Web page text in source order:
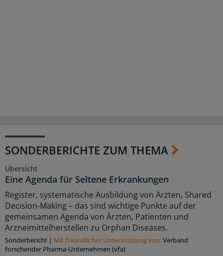
SONDERBERICHTE ZUM THEMA
Übersicht
Eine Agenda für Seltene Erkrankungen
Register, systematische Ausbildung von Ärzten, Shared
Decision-Making – das sind wichtige Punkte auf der
gemeinsamen Agenda von Ärzten, Patienten und
Arzneimittelherstellen zu Orphan Diseases.
Sonderbericht | Mit freundlicher Unterstützung von:Verband
forschender Pharma-Unternehmen (vfa)